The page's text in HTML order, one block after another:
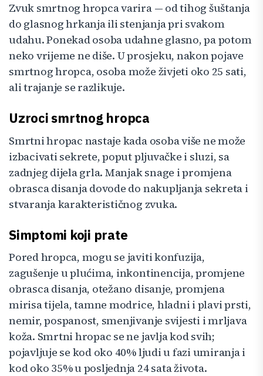
Zvuk smrtnog hropca varira — od tihog šuštanja
do glasnog hrkanja ili stenjanja pri svakom
udahu. Ponekad osoba udahne glasno, pa potom
neko vrijeme ne diše. U prosjeku, nakon pojave
smrtnog hropca, osoba može živjeti oko 25 sati,
ali trajanje se razlikuje.
Uzroci smrtnog hropca
Smrtni hropac nastaje kada osoba više ne može
izbacivati sekrete, poput pljuvačke i sluzi, sa
zadnjeg dijela grla. Manjak snage i promjena
obrasca disanja dovode do nakupljanja sekreta i
stvaranja karakterističnog zvuka.
Simptomi koji prate
Pored hropca, mogu se javiti konfuzija,
zagušenje u plućima, inkontinencija, promjene
obrasca disanja, otežano disanje, promjena
mirisa tijela, tamne modrice, hladni i plavi prsti,
nemir, pospanost, smenjivanje svijesti i mrljava
koža. Smrtni hropac se ne javlja kod svih;
pojavljuje se kod oko 40% ljudi u fazi umiranja i
kod oko 35% u posljednja 24 sata života.